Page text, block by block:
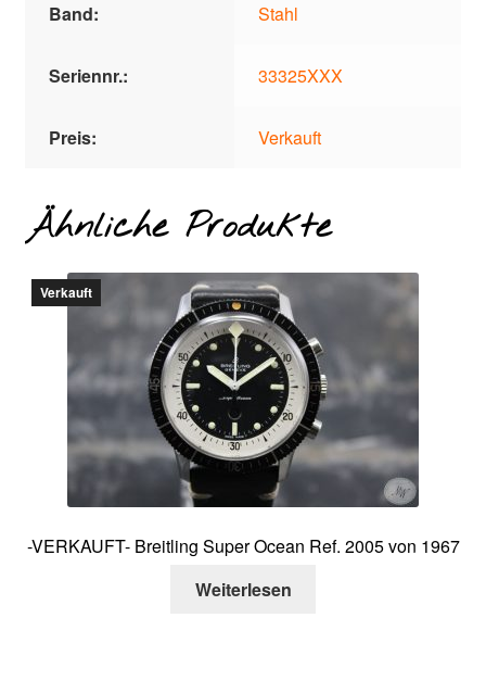
Band: Stahl
Seriennr.: 33325XXX
Preis: Verkauft
Ähnliche Produkte
Verkauft
-VERKAUFT- Breitling Super Ocean Ref. 2005 von 1967
Weiterlesen